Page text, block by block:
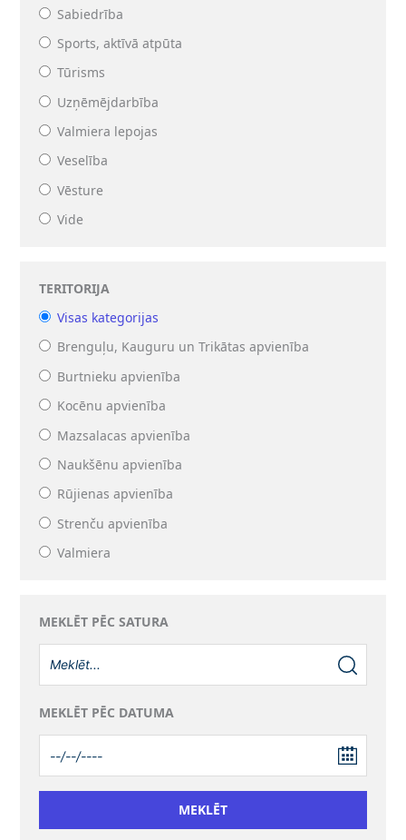
Sabiedrība
Sports, aktīvā atpūta
Tūrisms
Uzņēmējdarbība
Valmiera lepojas
Veselība
Vēsture
Vide
TERITORIJA
Visas kategorijas
Brenguļu, Kauguru un Trikātas apvienība
Burtnieku apvienība
Kocēnu apvienība
Mazsalacas apvienība
Naukšēnu apvienība
Rūjienas apvienība
Strenču apvienība
Valmiera
MEKLĒT PĒC SATURA
MEKLĒT PĒC DATUMA